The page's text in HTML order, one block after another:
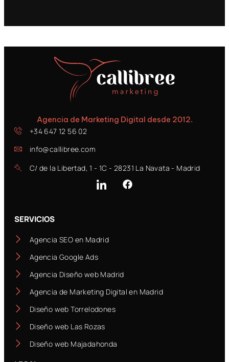
Agencia de Marketing Digital desde 2012.
+34 647 12 56 02
info@callibree.com
C/ de la Libertad, 1 - 1C - 28231 La Navata - Madrid
SERVICIOS
Agencia SEO en Madrid
Agencia Google Ads
Agencia Diseño web Madrid
Agencia de Marketing Digital en Madrid
Diseño web Torrelodones
Diseño web Las Rozas
Diseño web Majadahonda